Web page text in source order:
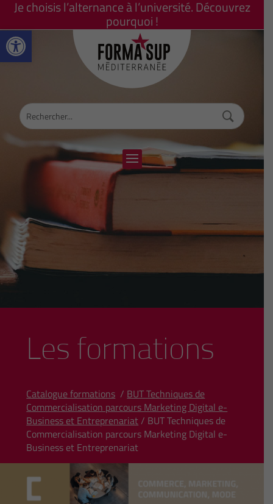
Ouvrir la barre d’outils
Je choisis l’alternance à l’université. Découvrez
pourquoi !
Les formations
Catalogue formations / BUT Techniques de
Commercialisation parcours Marketing Digital e-
Business et Entreprenariat/ BUT Techniques de
Commercialisation parcours Marketing Digital e-
Business et Entreprenariat